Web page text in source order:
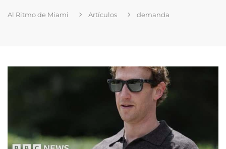
Al Ritmo de Miami Artículos demanda